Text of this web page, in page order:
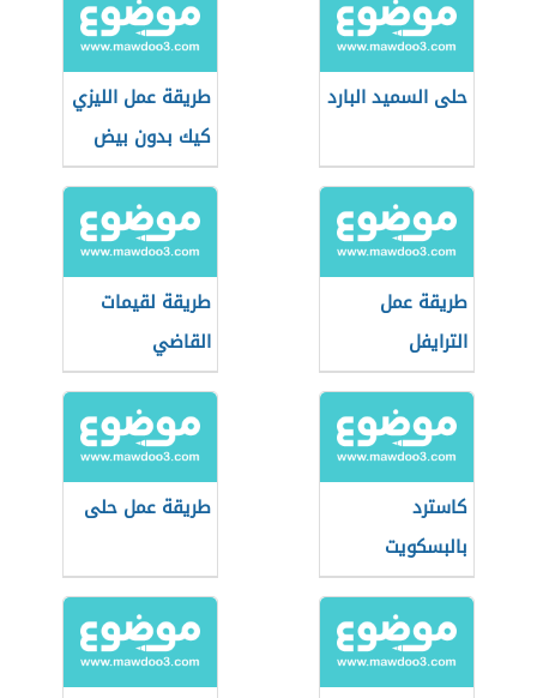
حلى السميد البارد
طريقة عمل الليزي
كيك بدون بيض
طريقة عمل
الترايفل
طريقة لقيمات
القاضي
كاسترد
بالبسكويت
طريقة عمل حلى